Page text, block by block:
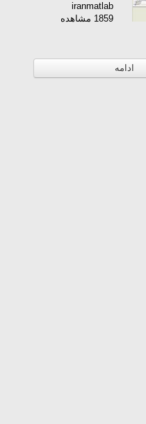
iranmatlab
1859 مشاهده
ادامه